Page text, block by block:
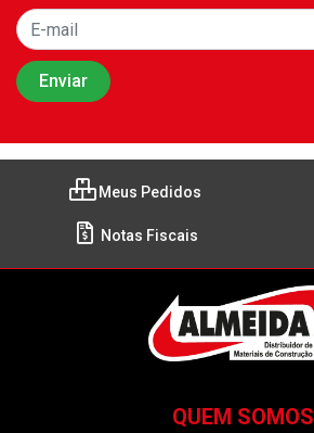
Meus Pedidos
Notas Fiscais
QUEM SOMOS